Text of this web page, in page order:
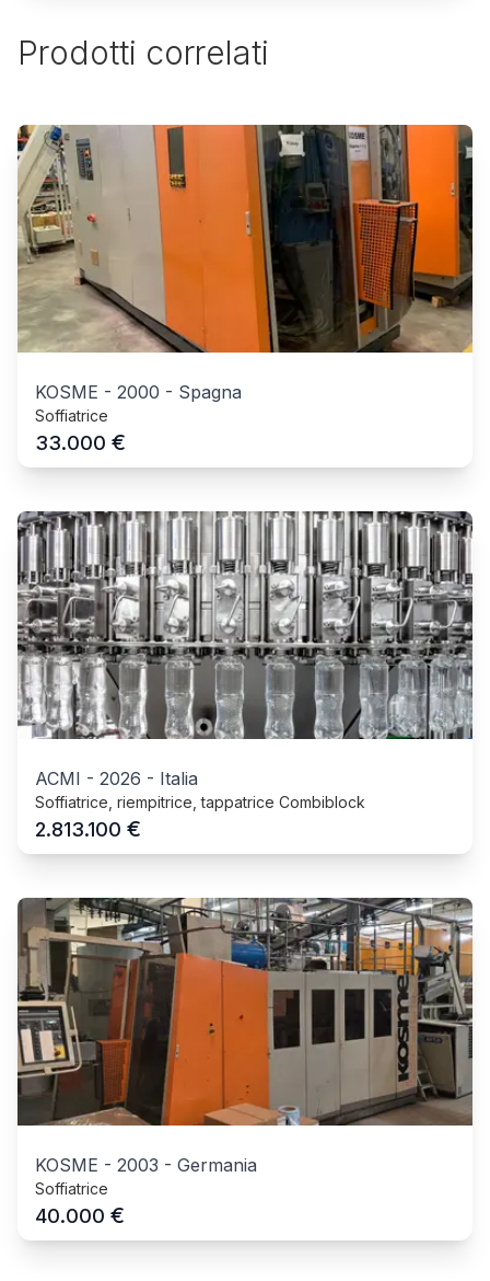
Prodotti correlati
KOSME - 2000 - Spagna
Soffiatrice
33.000 €
ACMI - 2026 - Italia
Soffiatrice, riempitrice, tappatrice Combiblock
2.813.100 €
KOSME - 2003 - Germania
Soffiatrice
40.000 €